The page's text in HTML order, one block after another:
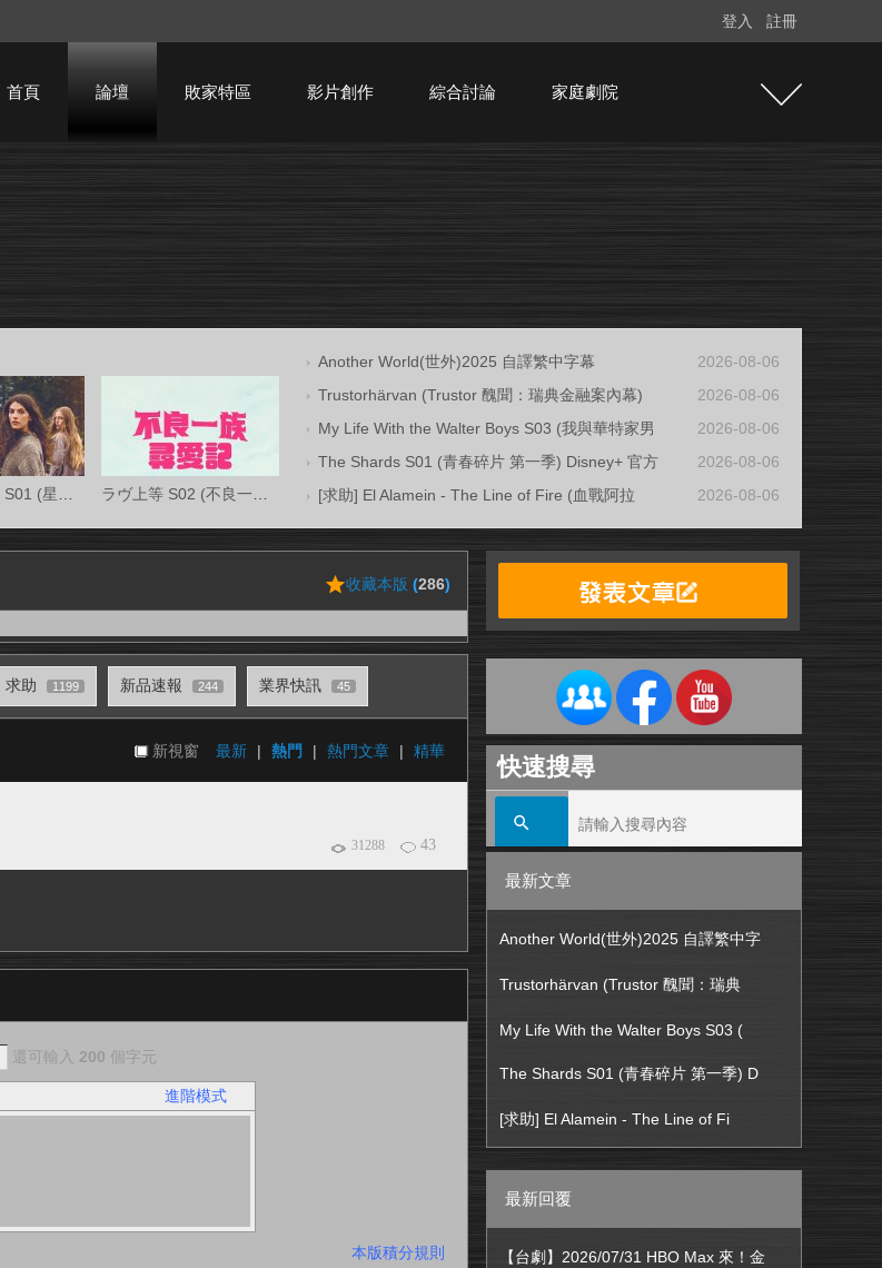
登入 註冊
首頁 論壇 敗家特區 影片創作 綜合討論 家庭劇院
Another World(世外)2025 自譯繁中字幕
2026-08-06
Trustorhärvan (Trustor 醜聞：瑞典金融案內幕)
2026-08-06
My Life With the Walter Boys S03 (我與華特家男
2026-08-06
The Shards S01 (青春碎片 第一季) Disney+ 官方
2026-08-06
[求助] El Alamein - The Line of Fire (血戰阿拉
2026-08-06
收藏本版 (286)
求助 1199 新品速報 244 業界快訊 45
最新 | 熱門 | 熱門文章 | 精華
新視窗
31288 43
還可輸入 200 個字元
進階模式
本版積分規則
快速搜尋
最新文章
Another World(世外)2025 自譯繁中字
Trustorhärvan (Trustor 醜聞：瑞典
My Life With the Walter Boys S03 (
The Shards S01 (青春碎片 第一季) D
[求助] El Alamein - The Line of Fi
最新回覆
【台劇】2026/07/31 HBO Max 來！金